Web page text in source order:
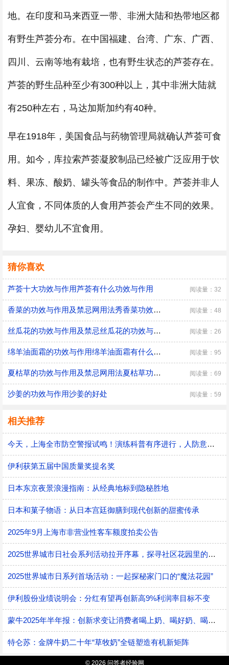
地。在印度和马来西亚一带、非洲大陆和热带地区都
有野生芦荟分布。在中国福建、台湾、广东、广西、
四川、云南等地有栽培，也有野生状态的芦荟存在。
芦荟的野生品种至少有300种以上，其中非洲大陆就
有250种左右，马达加斯加约有40种。
早在1918年，美国食品与药物管理局就确认芦荟可食
用。如今，库拉索芦荟凝胶制品已经被广泛应用于饮
料、果冻、酸奶、罐头等食品的制作中。芦荟并非人
人宜食，不同体质的人食用芦荟会产生不同的效果。
孕妇、婴幼儿不宜食用。
猜你喜欢
芦荟十大功效与作用芦荟有什么功效与作用 阅读量：32
香菜的功效与作用及禁忌网用法秀香菜功效与作用及禁忌 阅读量：48
丝瓜花的功效与作用及禁忌丝瓜花的功效与作用及禁忌有哪些 阅读量：26
绵羊油面霜的功效与作用绵羊油面霜有什么功效 阅读量：95
夏枯草的功效与作用及禁忌网用法夏枯草功效与作用及禁忌网用法秀 阅读量：69
沙姜的功效与作用沙姜的好处 阅读量：59
相关推荐
今天，上海全市防空警报试鸣！演练科普有序进行，人防意识“声入人心”
伊利获第五届中国质量奖提名奖
日本东京夜景浪漫指南：从经典地标到隐秘胜地
日本和菓子物语：从日本宫廷御膳到现代创新的甜蜜传承
2025年9月上海市非营业性客车额度拍卖公告
2025世界城市日社会系列活动拉开序幕，探寻社区花园里的智慧应用
2025世界城市日系列首场活动：一起探秘家门口的“魔法花园”
伊利股份业绩说明会：分红有望再创新高9%利润率目标不变
蒙牛2025年半年报：创新求变让消费者喝上奶、喝好奶、喝对奶
特仑苏：金牌牛奶二十年“草牧奶”全链塑造有机新矩阵
© 2026 问答者经验网